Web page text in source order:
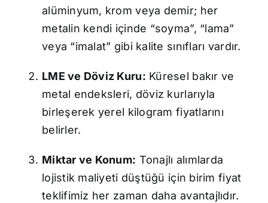
alüminyum, krom veya demir; her
metalin kendi içinde “soyma”, “lama”
veya “imalat” gibi kalite sınıfları vardır.
LME ve Döviz Kuru: Küresel bakır ve
metal endeksleri, döviz kurlarıyla
birleşerek yerel kilogram fiyatlarını
belirler.
Miktar ve Konum: Tonajlı alımlarda
lojistik maliyeti düştüğü için birim fiyat
teklifimiz her zaman daha avantajlıdır.